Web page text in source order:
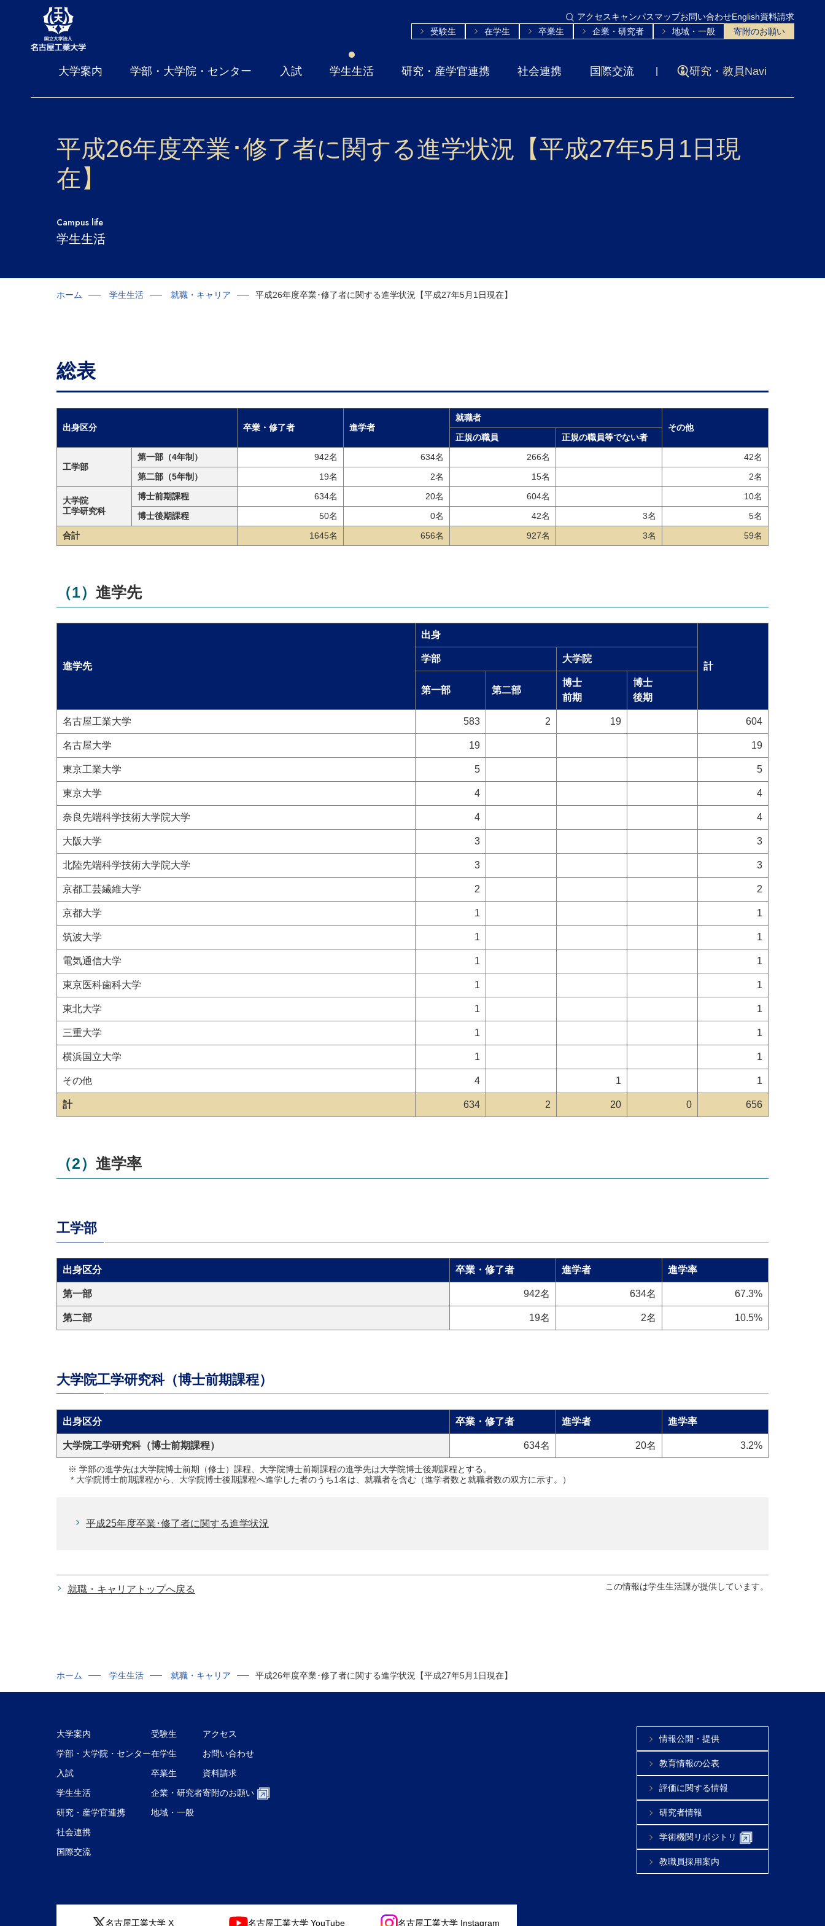
アクセスキャンパスマップお問い合わせEnglish資料請求
受験生
在学生 卒業生 企業・研究者 地域・一般 寄附のお願い
大学案内 学部・大学院・センター 入試 学生生活 研究・産学官連携 社会連携 国際交流 研究・教員Navi
平成26年度卒業･修了者に関する進学状況【平成27年5月1日現
在】
Campus life
学生生活
ホーム 学生生活 就職・キャリア 平成26年度卒業･修了者に関する進学状況【平成27年5月1日現在】
総表
出身区分 卒業・修了者 進学者
就職者
その他
正規の職員
正規の職員等でない者
合計 1645名 656名 927名 3名 59名
工学部
第一部（4年制） 942名 634名 266名
42名
第二部（5年制）
19名 2名 15名 2名
大学院
工学研究科
博士前期課程 634名 20名 604名
10名
博士後期課程
50名 0名 42名 3名 5名
（1）進学先
進学先
出身
計
学部 大学院
第一部 第二部
博士
前期
博士
後期
計 634 2 20 0 656
名古屋工業大学 583 2 19 604
名古屋大学 19 19
東京工業大学 5 5
東京大学 4 4
奈良先端科学技術大学院大学 4 4
大阪大学 3 3
北陸先端科学技術大学院大学 3 3
京都工芸繊維大学 2 2
京都大学 1 1
筑波大学 1 1
電気通信大学 1 1
東京医科歯科大学 1 1
東北大学 1 1
三重大学 1 1
横浜国立大学 1 1
その他 4 1 1
（2）進学率
工学部
出身区分 卒業・修了者 進学者 進学率
第一部 942名 634名 67.3%
第二部 19名 2名 10.5%
大学院工学研究科（博士前期課程）
出身区分 卒業・修了者 進学者 進学率
大学院工学研究科（博士前期課程） 634名 20名 3.2%
※ 学部の進学先は大学院博士前期（修士）課程、大学院博士前期課程の進学先は大学院博士後期課程とする。
* 大学院博士前期課程から、大学院博士後期課程へ進学した者のうち1名は、就職者を含む（進学者数と就職者数の双方に示す。）
平成25年度卒業･修了者に関する進学状況
この情報は学生生活課が提供しています。
就職・キャリアトップへ戻る
ホーム 学生生活 就職・キャリア 平成26年度卒業･修了者に関する進学状況【平成27年5月1日現在】
大学案内
学部・大学院・センター
入試
学生生活
研究・産学官連携
社会連携
国際交流
受験生
在学生
卒業生
企業・研究者
地域・一般
アクセス
お問い合わせ
資料請求
寄附のお願い
情報公開・提供
教育情報の公表
評価に関する情報
研究者情報
学術機関リポジトリ
教職員採用案内
名古屋工業大学 X 名古屋工業大学 YouTube 名古屋工業大学 Instagram